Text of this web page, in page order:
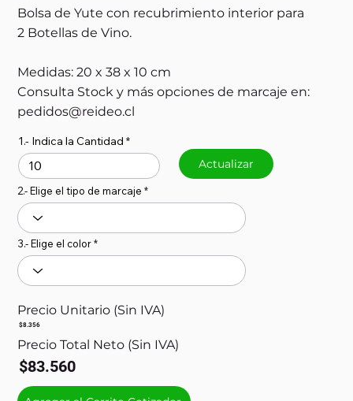
Bolsa de Yute con recubrimiento interior para
2 Botellas de Vino.
Medidas: 20 x 38 x 10 cm
Consulta Stock y más opciones de marcaje en:
pedidos@reideo.cl
1.- Indica la Cantidad
Actualizar
2.- Elige el tipo de marcaje
3.- Elige el color
Precio Unitario (Sin IVA)
$8.356
Precio Total Neto (Sin IVA)
$83.560